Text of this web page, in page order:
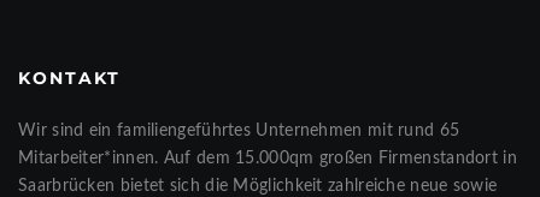
KONTAKT
Wir sind ein familiengeführtes Unternehmen mit rund 65
Mitarbeiter*innen. Auf dem 15.000qm großen Firmenstandort in
Saarbrücken bietet sich die Möglichkeit zahlreiche neue sowie